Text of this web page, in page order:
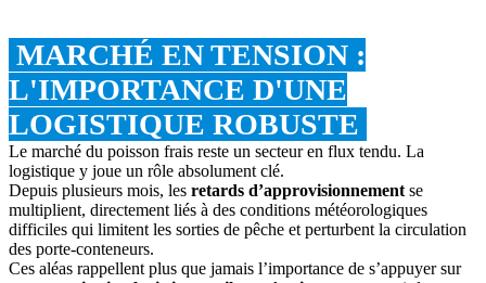
MARCHÉ EN TENSION :
L'IMPORTANCE D'UNE
LOGISTIQUE ROBUSTE
Le marché du poisson frais reste un secteur en flux tendu. La
logistique y joue un rôle absolument clé.
Depuis plusieurs mois, les retards d’approvisionnement se
multiplient, directement liés à des conditions météorologiques
difficiles qui limitent les sorties de pêche et perturbent la circulation
des porte-conteneurs.
Ces aléas rappellent plus que jamais l’importance de s’appuyer sur